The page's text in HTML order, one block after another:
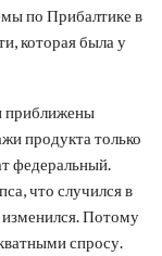
по Прибалтике в
которая была у
приближены
продукта только
федеральный.
что случился в
Потому
спросу.